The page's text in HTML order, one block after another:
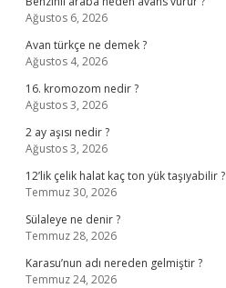
Ağustos 6, 2026
Avan türkçe ne demek ?
Ağustos 4, 2026
16. kromozom nedir ?
Ağustos 3, 2026
2 ay aşısı nedir ?
Ağustos 3, 2026
12’lik çelik halat kaç ton yük taşıyabilir ?
Temmuz 30, 2026
Sülaleye ne denir ?
Temmuz 28, 2026
Karasu’nun adı nereden gelmiştir ?
Temmuz 24, 2026